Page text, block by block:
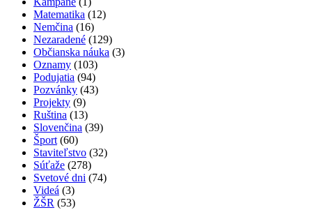
Matematika (12)
Nemčina (16)
Nezaradené (129)
Občianska náuka (3)
Oznamy (103)
Podujatia (94)
Pozvánky (43)
Projekty (9)
Ruština (13)
Slovenčina (39)
Šport (60)
Staviteľstvo (32)
Súťaže (278)
Svetové dni (74)
Videá (3)
ŽŠR (53)